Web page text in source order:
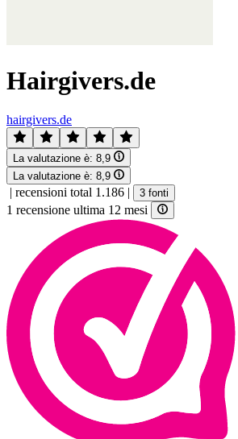
Hairgivers.de
hairgivers.de
La valutazione è: 8,9
La valutazione è: 8,9
| recensioni total 1.186 | 3 fonti
1 recensione ultima 12 mesi